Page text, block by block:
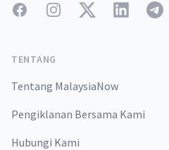
FacebookInstagramTwitterLinkedIn
TENTANG
Tentang MalaysiaNow
Pengiklanan Bersama Kami
Hubungi Kami